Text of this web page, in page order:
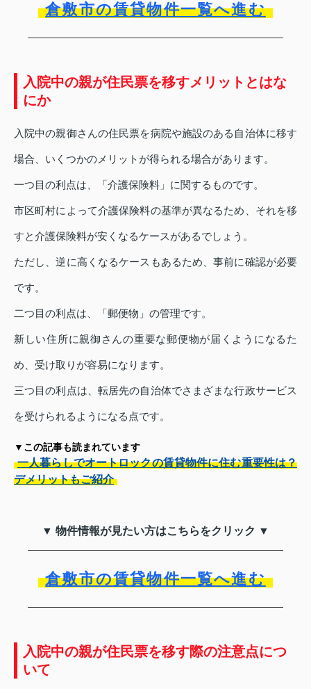
倉敷市の賃貸物件一覧へ進む
入院中の親が住民票を移すメリットとはな
にか
入院中の親御さんの住民票を病院や施設のある自治体に移す
場合、いくつかのメリットが得られる場合があります。
一つ目の利点は、「介護保険料」に関するものです。
市区町村によって介護保険料の基準が異なるため、それを移
すと介護保険料が安くなるケースがあるでしょう。
ただし、逆に高くなるケースもあるため、事前に確認が必要
です。
二つ目の利点は、「郵便物」の管理です。
新しい住所に親御さんの重要な郵便物が届くようになるた
め、受け取りが容易になります。
三つ目の利点は、転居先の自治体でさまざまな行政サービス
を受けられるようになる点です。
▼この記事も読まれています
一人暮らしでオートロックの賃貸物件に住む重要性は？
デメリットもご紹介
▼ 物件情報が見たい方はこちらをクリック ▼
倉敷市の賃貸物件一覧へ進む
入院中の親が住民票を移す際の注意点につ
いて